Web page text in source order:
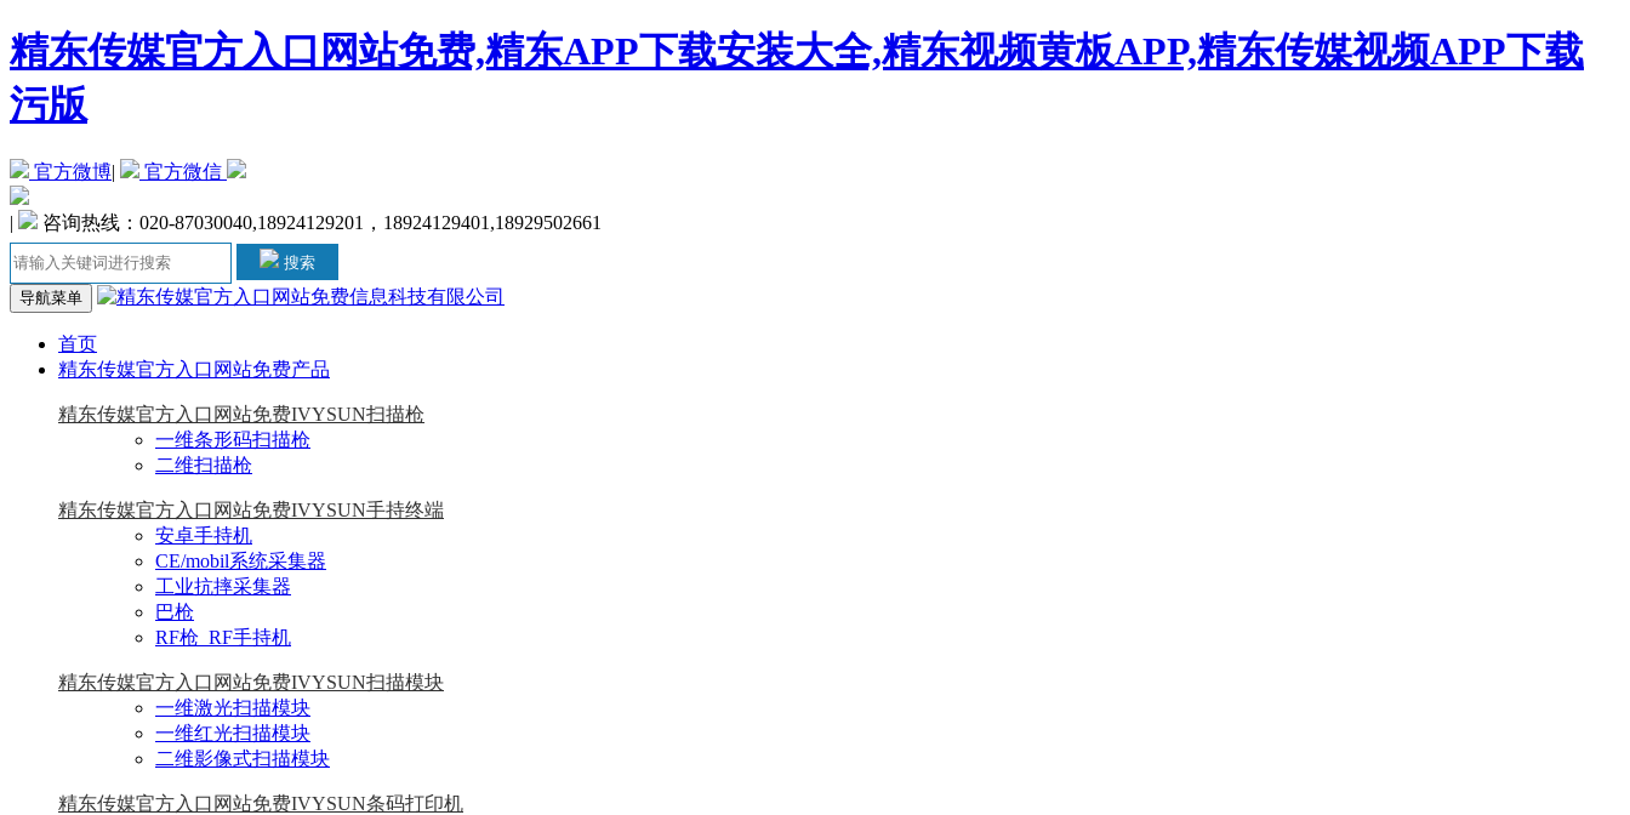
精东传媒官方入口网站免费,精东APP下载安装大全,精东视频黄板APP,精东传媒视频APP下载
污版
官方微博| 官方微信
| 咨询热线：020-87030040,18924129201，18924129401,18929502661
搜索
导航菜单
首页
精东传媒官方入口网站免费产品
精东传媒官方入口网站免费IVYSUN扫描枪
一维条形码扫描枪
二维扫描枪
精东传媒官方入口网站免费IVYSUN手持终端
安卓手持机
CE/mobil系统采集器
工业抗摔采集器
巴枪
RF枪_RF手持机
精东传媒官方入口网站免费IVYSUN扫描模块
一维激光扫描模块
一维红光扫描模块
二维影像式扫描模块
精东传媒官方入口网站免费IVYSUN条码打印机